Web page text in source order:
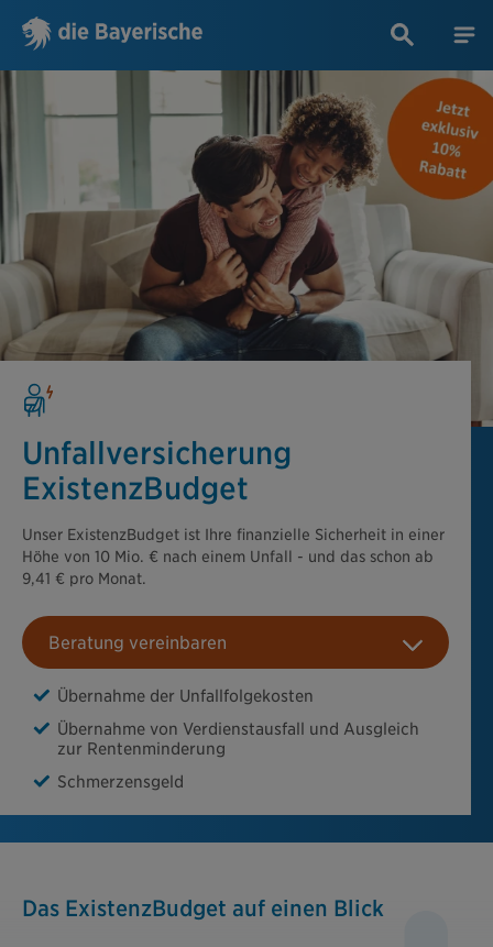
Unfallversicherung
ExistenzBudget
Unser ExistenzBudget ist Ihre finanzielle Sicherheit in einer
Höhe von 10 Mio. € nach einem Unfall - und das schon ab
9,41 € pro Monat.
Beratung vereinbaren
Übernahme der Unfallfolgekosten
Übernahme von Verdienstausfall und Ausgleich
zur Rentenminderung
Schmerzensgeld
Das ExistenzBudget auf einen Blick